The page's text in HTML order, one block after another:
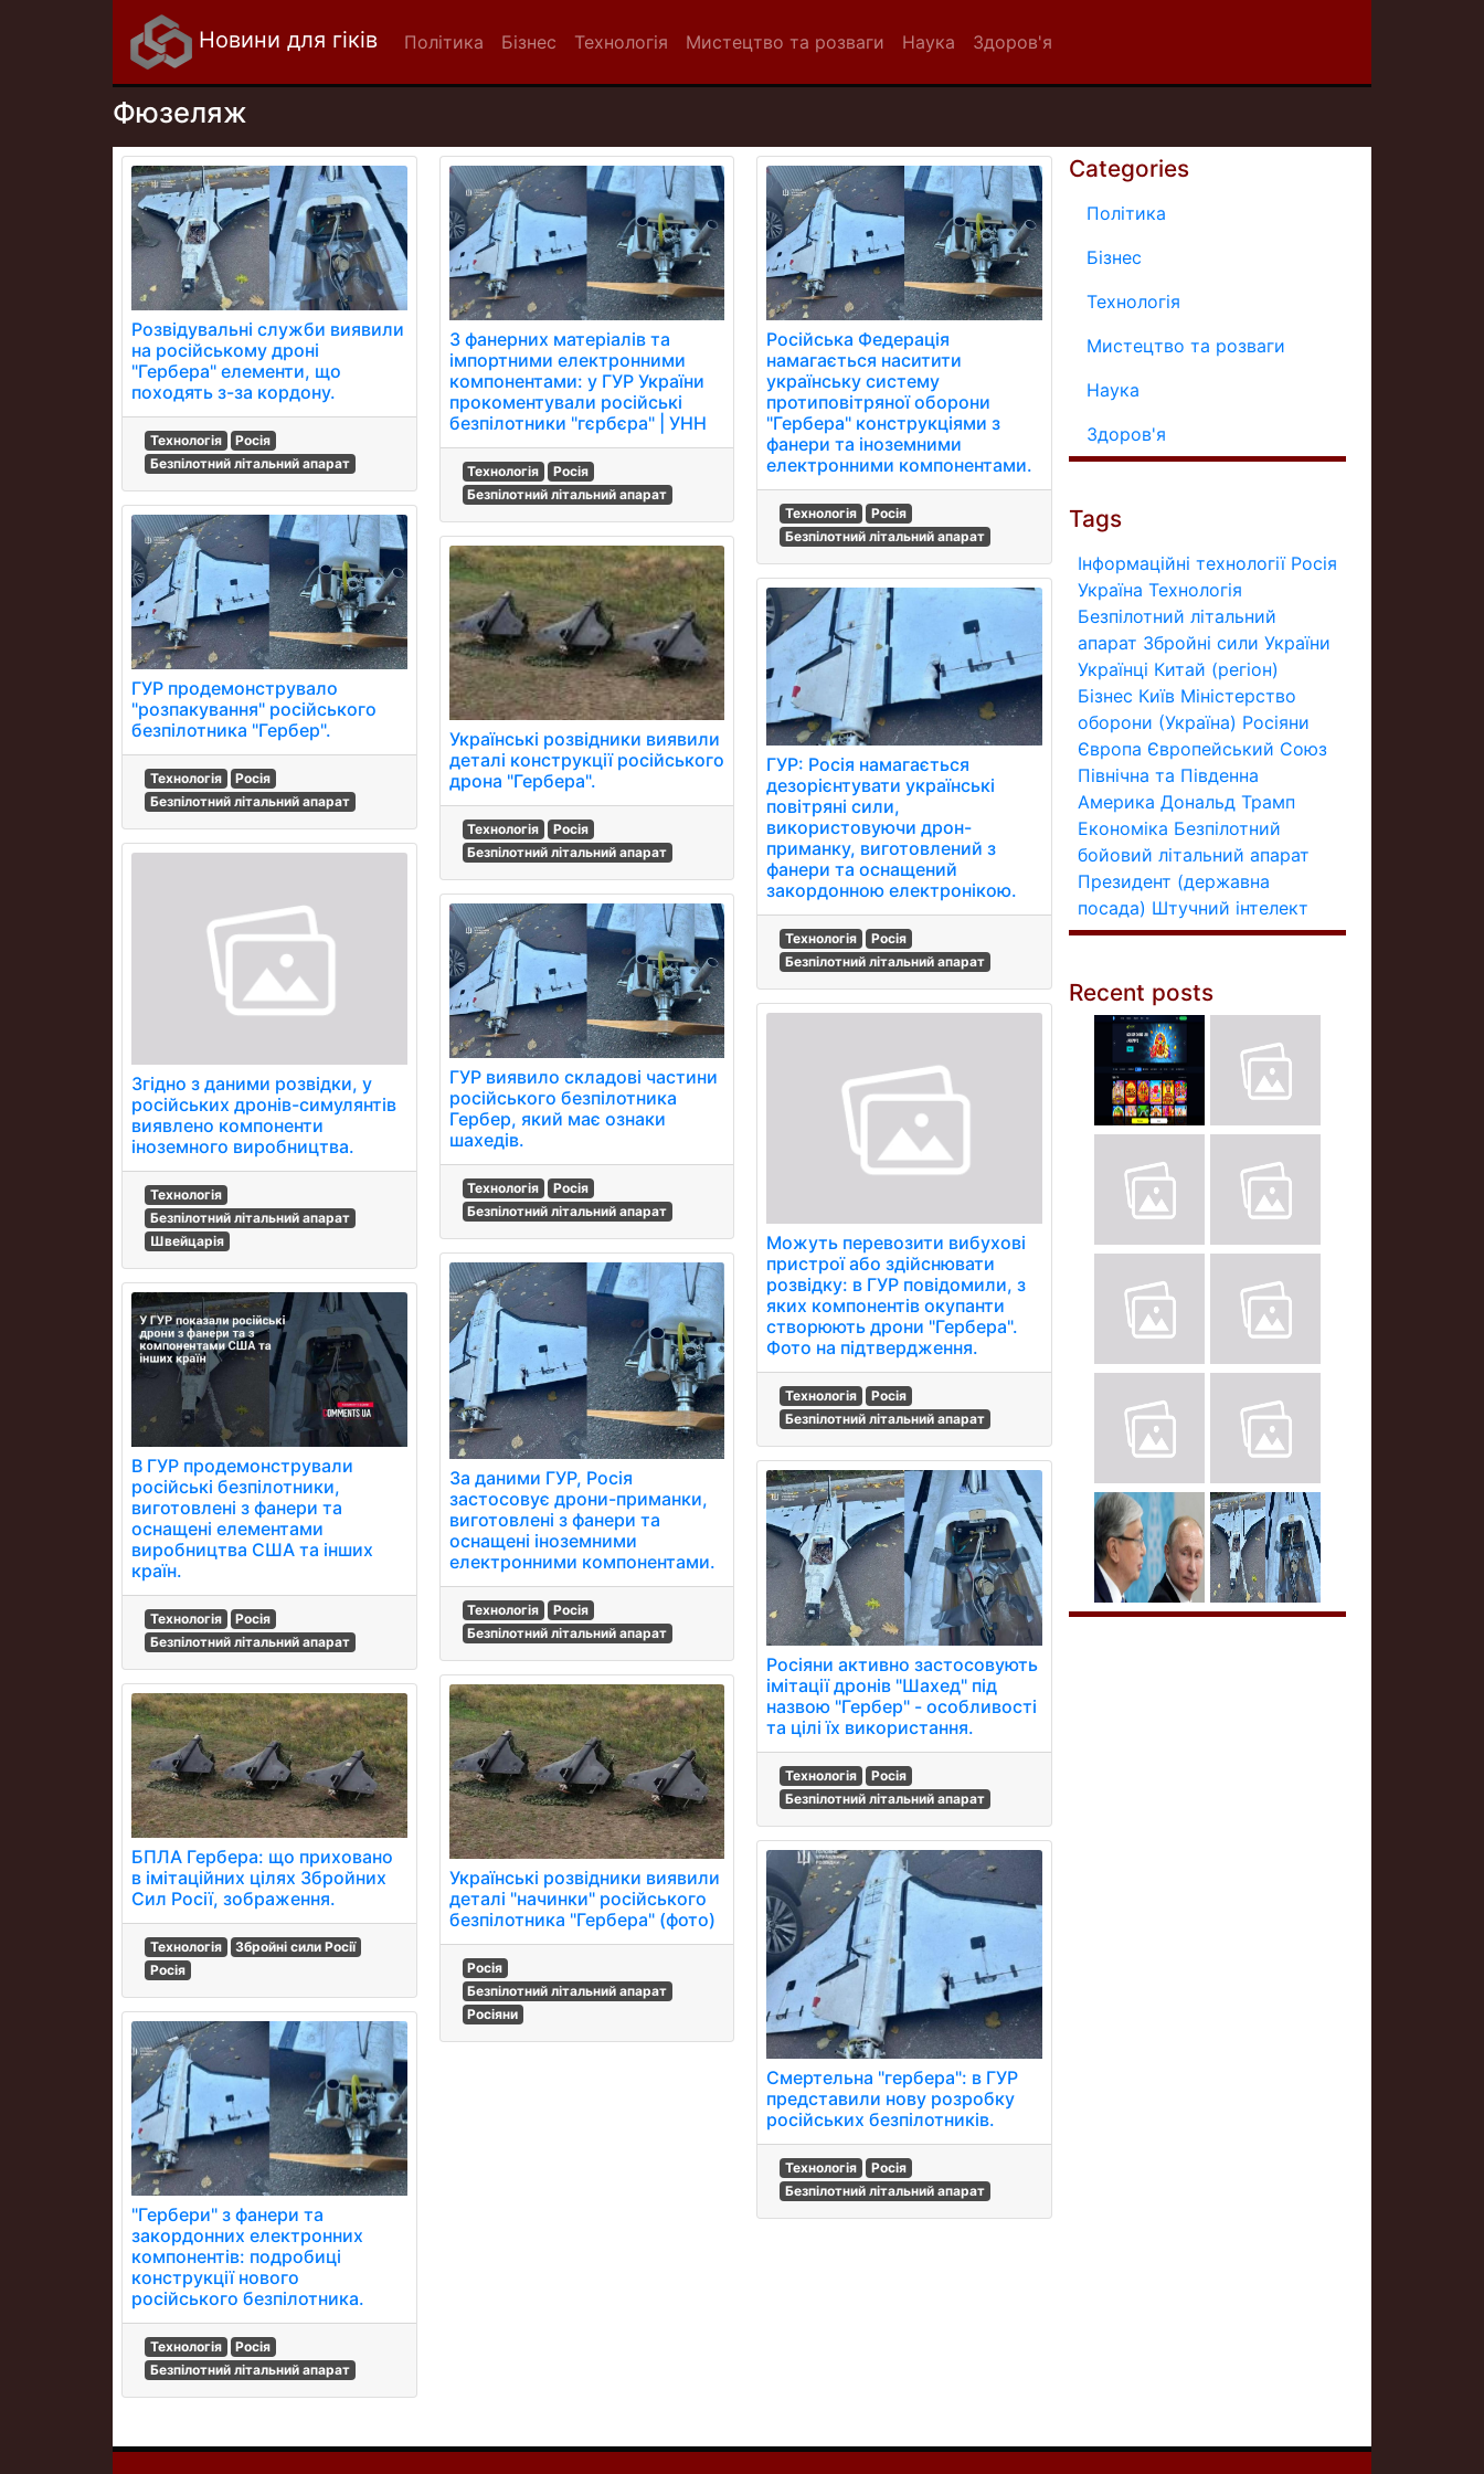
Новини для гіків Політика Бізнес Технологія Мистецтво та розваги Наука Здоров'я
Фюзеляж
Розвідувальні служби виявили
на російському дроні
"Гербера" елементи, що
походять з-за кордону.
Технологія
Росія
Безпілотний літальний апарат
ГУР продемонструвало
"розпакування" російського
безпілотника "Гербер".
Технологія
Росія
Безпілотний літальний апарат
Згідно з даними розвідки, у
російських дронів-симулянтів
виявлено компоненти
іноземного виробництва.
Технологія
Безпілотний літальний апарат
Швейцарія
В ГУР продемонстрували
російські безпілотники,
виготовлені з фанери та
оснащені елементами
виробництва США та інших
країн.
Технологія
Росія
Безпілотний літальний апарат
БПЛА Гербера: що приховано
в імітаційних цілях Збройних
Сил Росії, зображення.
Технологія
Збройні сили Росії
Росія
"Гербери" з фанери та
закордонних електронних
компонентів: подробиці
конструкції нового
російського безпілотника.
Технологія
Росія
Безпілотний літальний апарат
З фанерних матеріалів та
імпортними електронними
компонентами: у ГУР України
прокоментували російські
безпілотники "гєрбєра" | УНН
Технологія
Росія
Безпілотний літальний апарат
Українські розвідники виявили
деталі конструкції російського
дрона "Гербера".
Технологія
Росія
Безпілотний літальний апарат
ГУР виявило складові частини
російського безпілотника
Гербер, який має ознаки
шахедів.
Технологія
Росія
Безпілотний літальний апарат
За даними ГУР, Росія
застосовує дрони-приманки,
виготовлені з фанери та
оснащені іноземними
електронними компонентами.
Технологія
Росія
Безпілотний літальний апарат
Українські розвідники виявили
деталі "начинки" російського
безпілотника "Гербера" (фото)
Росія
Безпілотний літальний апарат
Росіяни
Російська Федерація
намагається наситити
українську систему
протиповітряної оборони
"Гербера" конструкціями з
фанери та іноземними
електронними компонентами.
Технологія
Росія
Безпілотний літальний апарат
ГУР: Росія намагається
дезорієнтувати українські
повітряні сили,
використовуючи дрон-
приманку, виготовлений з
фанери та оснащений
закордонною електронікою.
Технологія
Росія
Безпілотний літальний апарат
Можуть перевозити вибухові
пристрої або здійснювати
розвідку: в ГУР повідомили, з
яких компонентів окупанти
створюють дрони "Гербера".
Фото на підтвердження.
Технологія
Росія
Безпілотний літальний апарат
Росіяни активно застосовують
імітації дронів "Шахед" під
назвою "Гербер" - особливості
та цілі їх використання.
Технологія
Росія
Безпілотний літальний апарат
Смертельна "гербера": в ГУР
представили нову розробку
російських безпілотників.
Технологія
Росія
Безпілотний літальний апарат
Categories
Політика
Бізнес
Технологія
Мистецтво та розваги
Наука
Здоров'я
Tags
Інформаційні технології Росія
Україна Технологія
Безпілотний літальний
апарат Збройні сили України
Українці Китай (регіон)
Бізнес Київ Міністерство
оборони (Україна) Росіяни
Європа Європейський Союз
Північна та Південна
Америка Дональд Трамп
Економіка Безпілотний
бойовий літальний апарат
Президент (державна
посада) Штучний інтелект
Recent posts